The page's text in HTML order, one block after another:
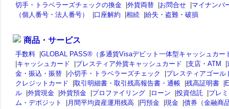
切手・トラベラーズチェックの換金 |外貨両替 |お問合せ |マイナンバ
（個人番号・法人番号）
|口座解約 |相続 |紛失・盗難・破損
商品・サービス
手数料 |GLOBAL PASS®（多通貨Visaデビット一体型キャッシュカー
|キャッシュカード |プレスティア外貨キャッシュカード |支店・ATM |
金・振込・振替 |小切手・トラベラーズチェック |プレスティアゴール
クレジットカード
|取引明細書・取引残高報告書・通帳 |残高証明書 |
ル |外貨現金 |外貨預金 |プロファイリング |ローン |投資信託 |プレ
ム・デポジット
| 月間平均資産運用残高 |円預金 |現金 |債券（金融商